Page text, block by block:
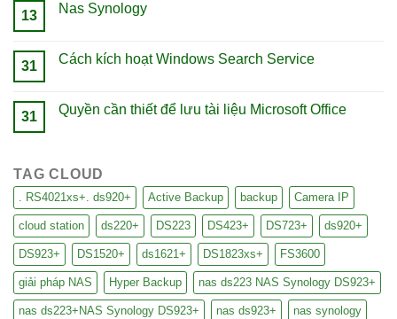
13 Nas Synology
31 Cách kích hoạt Windows Search Service
31 Quyền cần thiết để lưu tài liệu Microsoft Office
TAG CLOUD
. RS4021xs+. ds920+ Active Backup backup Camera IP
cloud station ds220+ DS223 DS423+ DS723+ ds920+
DS923+ DS1520+ ds1621+ DS1823xs+ FS3600
giải pháp NAS Hyper Backup nas ds223 NAS Synology DS923+
nas ds223+NAS Synology DS923+ nas ds923+ nas synology